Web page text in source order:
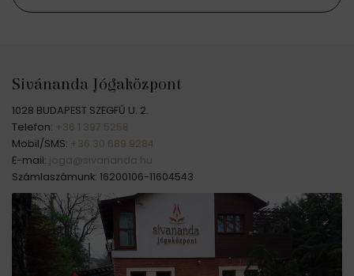
Sivánanda Jógaközpont
1028 BUDAPEST SZEGFŰ U. 2.
Telefon: +36 1 397 5258
Mobil/SMS: +36 30 689 9284
E-mail: joga@sivananda.hu
Számlaszámunk: 16200106-11604543